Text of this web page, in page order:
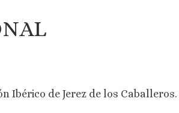
Ibérico de Jerez de los